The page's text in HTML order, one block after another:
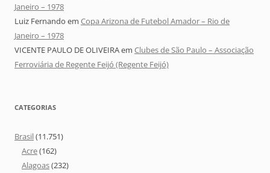
Janeiro – 1978
Luiz Fernando em Copa Arizona de Futebol Amador – Rio de
Janeiro – 1978
VICENTE PAULO DE OLIVEIRAem Clubes de São Paulo – Associação
Ferroviária de Regente Feijó (Regente Feijó)
CATEGORIAS
Brasil(11.751)
Acre(162)
Alagoas(232)